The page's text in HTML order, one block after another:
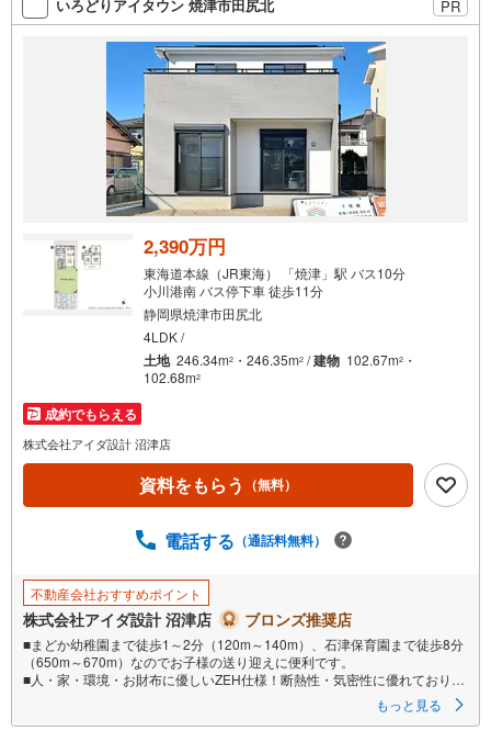
いろどりアイタウン 焼津市田尻北 PR
2,390万円
東海道本線（JR東海） 「焼津」駅 バス10分
小川港南 バス停下車 徒歩11分
静岡県焼津市田尻北
4LDK /
土地 246.34m2 ・246.35m2 /建物 102.67m2 ・
102.68m2
成約でもらえる
株式会社アイダ設計 沼津店
資料をもらう （無料）
電話する （通話料無料）
不動産会社おすすめポイント
株式会社アイダ設計 沼津店 ブロンズ推奨店
■まどか幼稚園まで徒歩1～2分（120m～140m）、石津保育園まで徒歩8分
（650m～670m）なのでお子様の送り迎えに便利です。
■人・家・環境・お財布に優しいZEH仕様！断熱性・気密性に優れており、
■対面式キッチンはLDKを見渡せるのでご家族と会話を楽しみながら家事を
することができます。
もっと見る